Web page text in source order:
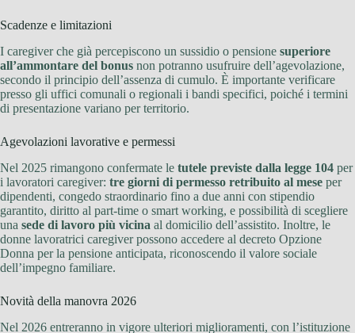
Scadenze e limitazioni
I caregiver che già percepiscono un sussidio o pensione superiore
all’ammontare del bonus non potranno usufruire dell’agevolazione,
secondo il principio dell’assenza di cumulo. È importante verificare
presso gli uffici comunali o regionali i bandi specifici, poiché i termini
di presentazione variano per territorio.
Agevolazioni lavorative e permessi
Nel 2025 rimangono confermate le tutele previste dalla legge 104 per
i lavoratori caregiver: tre giorni di permesso retribuito al mese per
dipendenti, congedo straordinario fino a due anni con stipendio
garantito, diritto al part-time o smart working, e possibilità di scegliere
una sede di lavoro più vicina al domicilio dell’assistito. Inoltre, le
donne lavoratrici caregiver possono accedere al decreto Opzione
Donna per la pensione anticipata, riconoscendo il valore sociale
dell’impegno familiare.
Novità della manovra 2026
Nel 2026 entreranno in vigore ulteriori miglioramenti, con l’istituzione